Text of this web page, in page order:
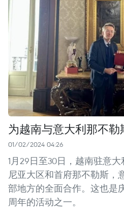
为越南与意大利那不
01/02/2024 04:26
1月29日至30日，越南驻意
尼亚大区和首府那不勒斯，
部地方的全面合作。这也是
周年的活动之一。